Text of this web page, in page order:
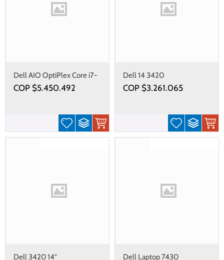
Dell AIO OptiPlex Core i7-
13700, RAM 16GB, SSD
512GB
COP $5.450.492
Dell 14 3420
COP $3.261.065
Dell 3420 14" Dell Laptop 7430